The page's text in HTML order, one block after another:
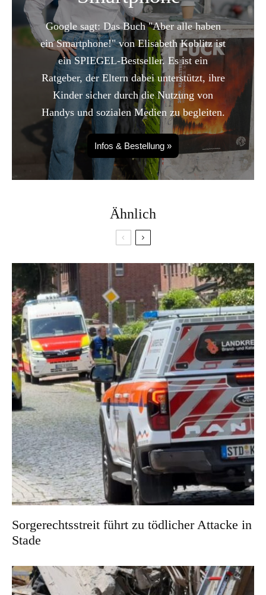
Google sagt: Das Buch "Aber alle haben
ein Smartphone!" von Elisabeth Koblitz ist
ein SPIEGEL-Bestseller. Es ist ein
Ratgeber, der Eltern dabei unterstützt, ihre
Kinder sicher durch die Nutzung von
Handys und sozialen Medien zu begleiten.
Infos & Bestellung »
Ähnlich
Sorgerechtsstreit führt zu tödlicher Attacke in
Stade